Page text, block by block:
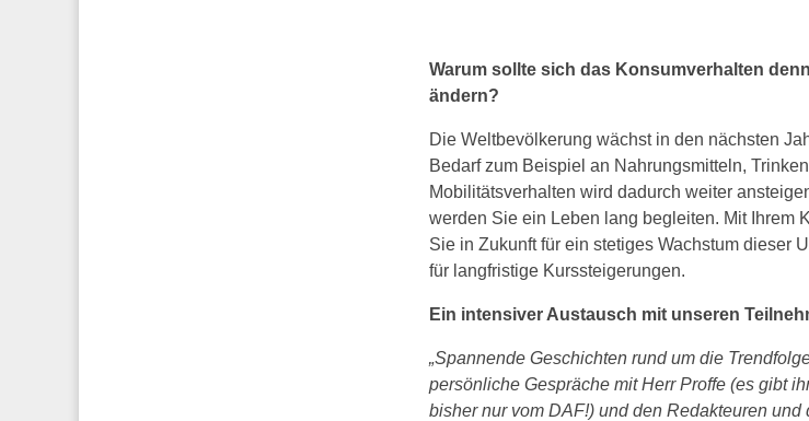
Warum sollte sich das Konsumverhalten
ändern?
Die Weltbevölkerung wächst in den nächsten
Bedarf zum Beispiel an Nahrungsmitteln,
Mobilitätsverhalten wird dadurch weiter
werden Sie ein Leben lang begleiten. Mit Ihrem
Sie in Zukunft für ein stetiges Wachstum dieser
für langfristige Kurssteigerungen.
Ein intensiver Austausch mit unseren
„Spannende Geschichten rund um die
persönliche Gespräche mit Herr Proffe (es gibt
bisher nur vom DAF!) und den Redakteuren